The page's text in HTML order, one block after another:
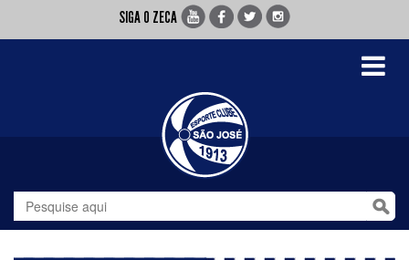
SIGA O ZECA
Toggle